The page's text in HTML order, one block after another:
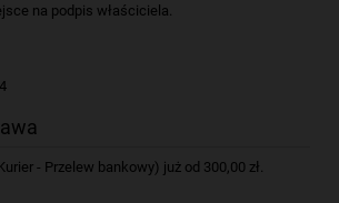
na podpis właściciela.
- Przelew bankowy) już od 300,00 zł.